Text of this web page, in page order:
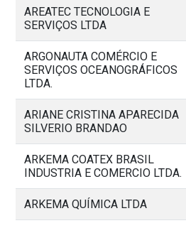
AREATEC TECNOLOGIA E
SERVIÇOS LTDA
ARGONAUTA COMÉRCIO E
SERVIÇOS OCEANOGRÁFICOS
LTDA.
ARIANE CRISTINA APARECIDA
SILVERIO BRANDAO
ARKEMA COATEX BRASIL
INDUSTRIA E COMERCIO LTDA.
ARKEMA QUÍMICA LTDA